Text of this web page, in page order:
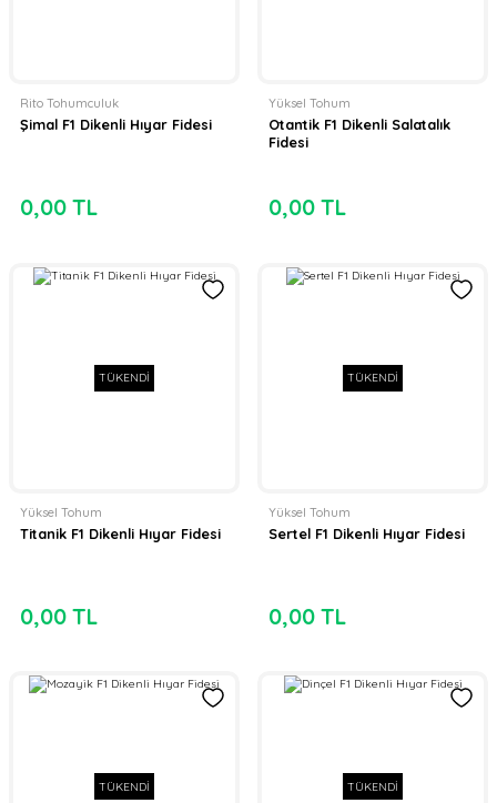
Rito Tohumculuk
Şimal F1 Dikenli Hıyar Fidesi
0,00 TL
Yüksel Tohum
Otantik F1 Dikenli Salatalık
Fidesi
0,00 TL
TÜKENDİ
Yüksel Tohum
Titanik F1 Dikenli Hıyar Fidesi
0,00 TL
TÜKENDİ
Yüksel Tohum
Sertel F1 Dikenli Hıyar Fidesi
0,00 TL
TÜKENDİ TÜKENDİ